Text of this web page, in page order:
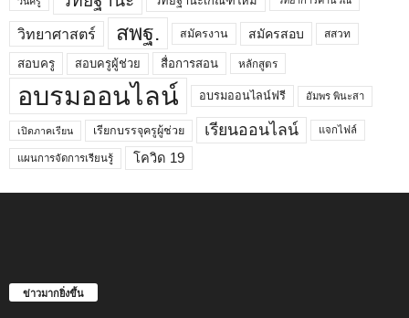
วิทยาศาสตร์ สพฐ. สมัครงาน สมัครสอบ สสวท
สอบครู สอบครูผู้ช่วย สื่อการสอน หลักสูตร
อบรมออนไลน์ อบรมออนไลน์ฟรี อัมพร พินะสา
เปิดภาคเรียน เรียกบรรจุครูผู้ช่วย เรียนออนไลน์ แจกไฟล์
แผนการจัดการเรียนรู้ โควิด 19
ข่าวมากยิ่งขึ้น